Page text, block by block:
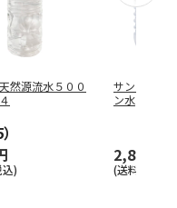
然源流水５００
)
サンリオキ
ン水
2,850円
(送料・税込)